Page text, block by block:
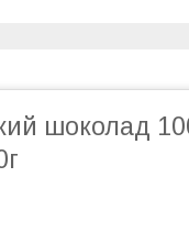
шоколад